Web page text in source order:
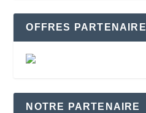
OFFRES PARTENAIRE
NOTRE PARTENAIRE